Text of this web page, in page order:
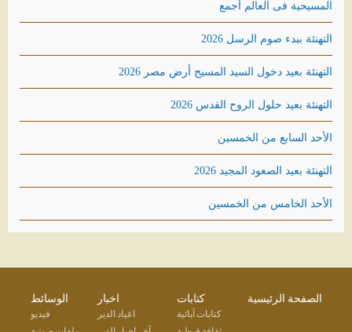
المسيحية فى العالم أجمع
التهنئة ببدء صوم الرسل 2026
التهنئة بعيد دخول السيد المسيح أرض مصر 2026
التهنئة بعيد حلول الروح القدس 2026
الأحد السابع من الخمسين
التهنئة بعيد الصعود المجيد 2026
الأحد الخامس من الخمسين
الصفحة الرئيسية كتابات
كتابات آبائية
اخبار
اعياد الدير
الوسائط
فيديو